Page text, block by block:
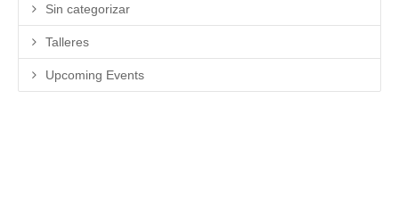
Sin categorizar
Talleres
Upcoming Events